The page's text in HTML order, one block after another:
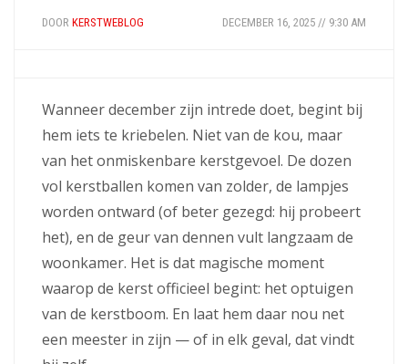
DOOR KERSTWEBLOG DECEMBER 16, 2025 // 9:30 AM
Wanneer december zijn intrede doet, begint bij
hem iets te kriebelen. Niet van de kou, maar
van het onmiskenbare kerstgevoel. De dozen
vol kerstballen komen van zolder, de lampjes
worden ontward (of beter gezegd: hij probeert
het), en de geur van dennen vult langzaam de
woonkamer. Het is dat magische moment
waarop de kerst officieel begint: het optuigen
van de kerstboom. En laat hem daar nou net
een meester in zijn — of in elk geval, dat vindt